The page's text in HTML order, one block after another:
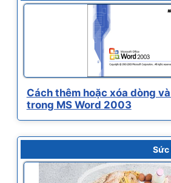
Cách thêm hoặc xóa dòng
trong MS Word 2003
Sức